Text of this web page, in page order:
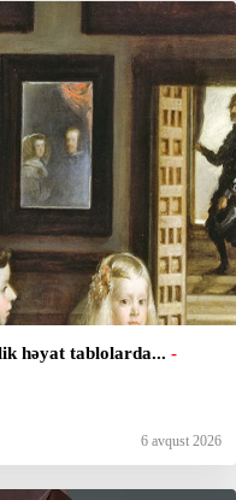
həyat tablolarda... -
6 avqust 2026